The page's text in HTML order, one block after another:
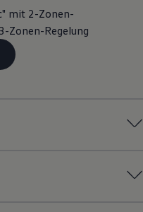
mit 2-Zonen-
Zonen-Regelung